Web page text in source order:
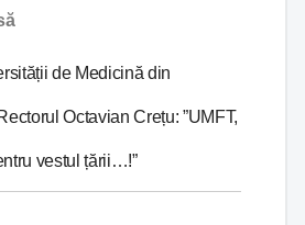
de Medicină din
Octavian Crețu: ”UMFT,
vestul țării…!”